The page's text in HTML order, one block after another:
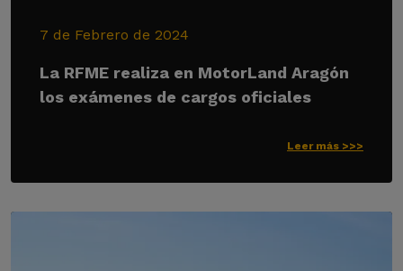
7 de Febrero de 2024
La RFME realiza en MotorLand Aragón
los exámenes de cargos oficiales
Leer más >>>